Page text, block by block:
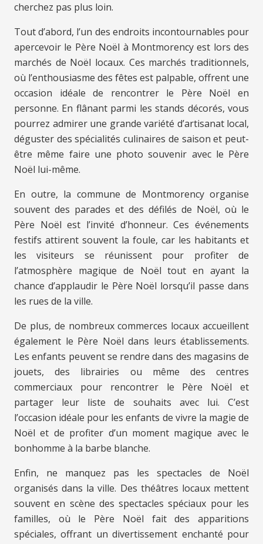
cherchez pas plus loin.
Tout d’abord, l’un des endroits incontournables pour
apercevoir le Père Noël à Montmorency est lors des
marchés de Noël locaux. Ces marchés traditionnels,
où l’enthousiasme des fêtes est palpable, offrent une
occasion idéale de rencontrer le Père Noël en
personne. En flânant parmi les stands décorés, vous
pourrez admirer une grande variété d’artisanat local,
déguster des spécialités culinaires de saison et peut-
être même faire une photo souvenir avec le Père
Noël lui-même.
En outre, la commune de Montmorency organise
souvent des parades et des défilés de Noël, où le
Père Noël est l’invité d’honneur. Ces événements
festifs attirent souvent la foule, car les habitants et
les visiteurs se réunissent pour profiter de
l’atmosphère magique de Noël tout en ayant la
chance d’applaudir le Père Noël lorsqu’il passe dans
les rues de la ville.
De plus, de nombreux commerces locaux accueillent
également le Père Noël dans leurs établissements.
Les enfants peuvent se rendre dans des magasins de
jouets, des librairies ou même des centres
commerciaux pour rencontrer le Père Noël et
partager leur liste de souhaits avec lui. C’est
l’occasion idéale pour les enfants de vivre la magie de
Noël et de profiter d’un moment magique avec le
bonhomme à la barbe blanche.
Enfin, ne manquez pas les spectacles de Noël
organisés dans la ville. Des théâtres locaux mettent
souvent en scène des spectacles spéciaux pour les
familles, où le Père Noël fait des apparitions
spéciales, offrant un divertissement enchanté pour